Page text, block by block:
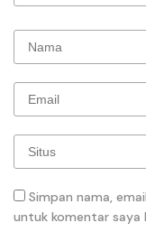
Simpan nama,
untuk komentar saya